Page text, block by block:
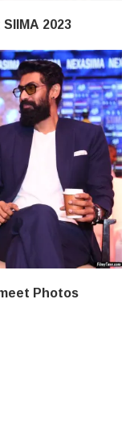
2023
Photos